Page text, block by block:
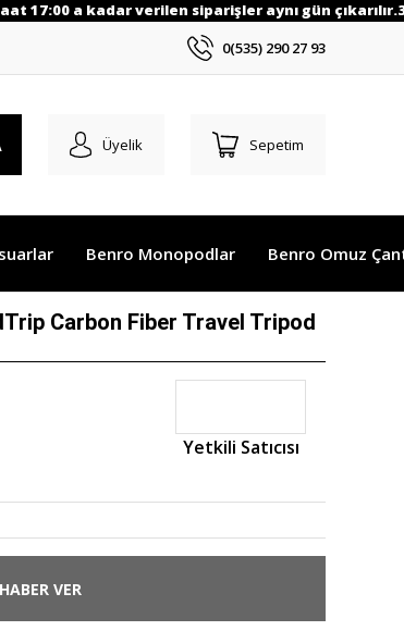
17:00 a kadar verilen siparişler aynı gün
0(535) 290 27 93
Üyelik Sepetim
Benro Monopodlar Benro Omuz
Carbon Fiber Travel Tripod
Yetkili Satıcısı
VER